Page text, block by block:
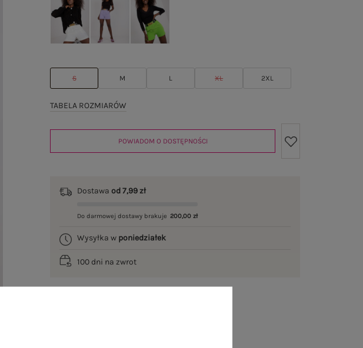
S M L XL 2XL
TABELA ROZMIARÓW
POWIADOM O DOSTĘPNOŚCI
Dostawaod 7,99 zł
Do darmowej dostawy brakuje 200,00 zł
Wysyłka w poniedziałek
100 dni na zwrot